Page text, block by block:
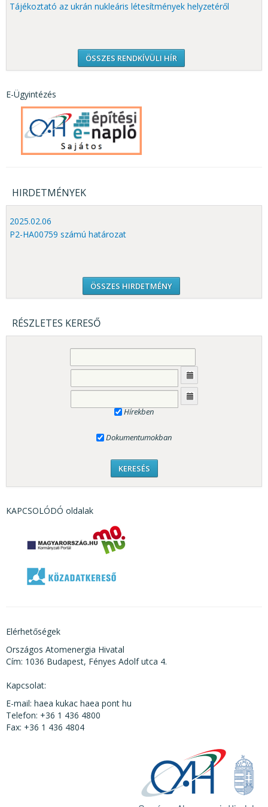
Tájékoztató az ukrán nukleáris létesítmények helyzetéről
ÖSSZES RENDKÍVÜLI HÍR
E-Ügyintézés
HIRDETMÉNYEK
2025.02.06
P2-HA00759 számú határozat
ÖSSZES HIRDETMÉNY
RÉSZLETES KERESŐ
Hírekben
Dokumentumokban
KAPCSOLÓDÓ oldalak
Elérhetőségek
Országos Atomenergia Hivatal
Cím: 1036 Budapest, Fényes Adolf utca 4.
Kapcsolat:
E-mail: haea kukac haea pont hu
Telefon: +36 1 436 4800
Fax: +36 1 436 4804